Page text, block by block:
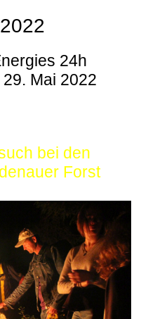
24h
Mai 2022
bei den
Forst